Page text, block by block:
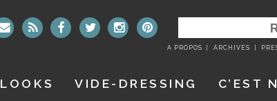
RECHERCHER
:
A PROPOS ARCHIVES
LOOKS VIDE-DRESSING C’EST